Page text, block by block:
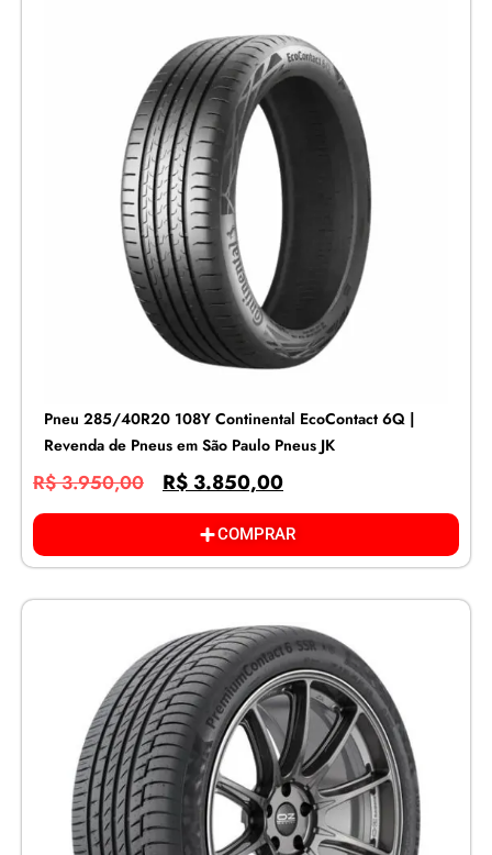
Pneu 285/40R20 108Y Continental EcoContact 6Q |
Revenda de Pneus em São Paulo Pneus JK
R$3.950,00 R$ 3.850,00
COMPRAR